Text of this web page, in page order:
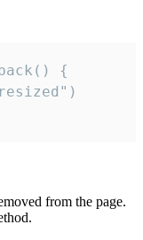
{
from the page.